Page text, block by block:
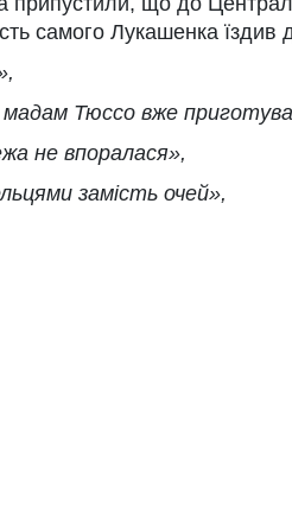
самого Лукашенка їздив
Тюссо вже
не впоралася»,
замість очей»,